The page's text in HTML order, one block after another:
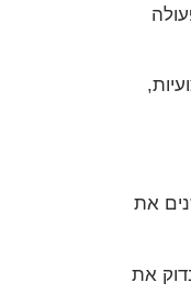
את
את